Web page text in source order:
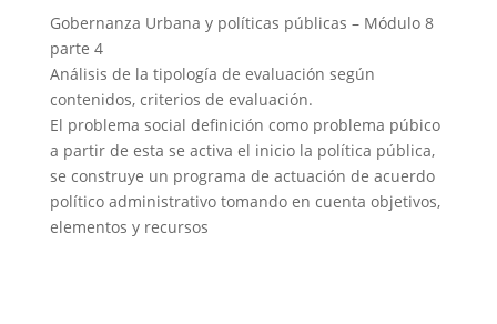
Gobernanza Urbana y políticas públicas – Módulo 8
parte 4
Análisis de la tipología de evaluación según
contenidos, criterios de evaluación.
El problema social definición como problema púbico
a partir de esta se activa el inicio la política pública,
se construye un programa de actuación de acuerdo
político administrativo tomando en cuenta objetivos,
elementos y recursos